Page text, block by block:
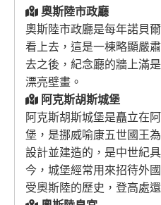
奧斯陸市政廳
奧斯陸市政廳是每年諾貝
看上去，這是一棟略顯嚴
去之後，紀念廳的牆上滿
漂亮壁畫。
阿克斯胡斯城堡
阿克斯胡斯城堡是矗立在
堡，是挪威喻康五世國王
設計並建造的，是中世紀
今，城堡經常用來招待外
受奧斯陸的歷史，登高處